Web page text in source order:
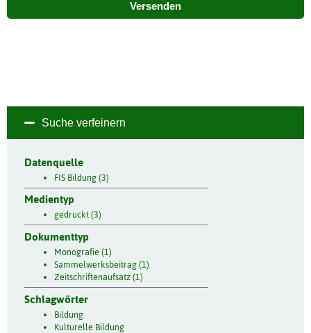
Versenden
Suche verfeinern
Datenquelle
FIS Bildung (3)
Medientyp
gedruckt (3)
Dokumenttyp
Monografie (1)
Sammelwerksbeitrag (1)
Zeitschriftenaufsatz (1)
Schlagwörter
Bildung
Kulturelle Bildung